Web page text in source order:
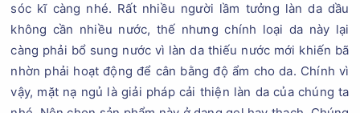
sóc kĩ càng nhé. Rất nhiều người lầm tưởng làn da dầu
không cần nhiều nước, thế nhưng chính loại da này lại
càng phải bổ sung nước vì làn da thiếu nước mới khiến bã
nhờn phải hoạt động để cân bằng độ ẩm cho da. Chính vì
vậy, mặt nạ ngủ là giải pháp cải thiện làn da của chúng ta